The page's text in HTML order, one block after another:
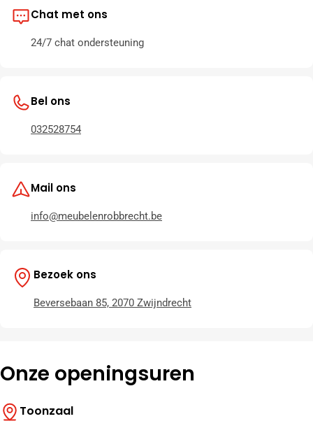
Chat met ons
24/7 chat ondersteuning
Bel ons
032528754
Mail ons
info@meubelenrobbrecht.be
Bezoek ons
Beversebaan 85, 2070 Zwijndrecht
Onze openingsuren
Toonzaal